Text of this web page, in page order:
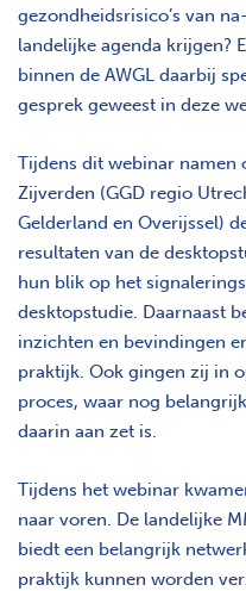
gezondheidsrisico’s van
landelijke agenda krijgen?
binnen de AWGL daarbij
gesprek geweest in deze
Tijdens dit webinar namen
Zijverden (GGD regio
Gelderland en Overijssel)
resultaten van de
hun blik op het
desktopstudie. Daarnaast
inzichten en bevindingen
praktijk. Ook gingen zij in
proces, waar nog
daarin aan zet is.
Tijdens het webinar
naar voren. De landelijke
biedt een belangrijk
praktijk kunnen worden